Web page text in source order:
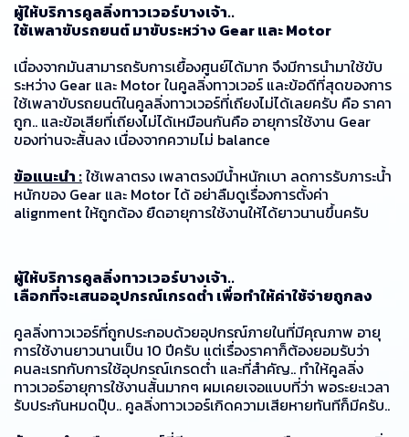
ผู้ให้บริการคูลลิ่งทาวเวอร์บางเจ้า..
ใช้เพลาขับรถยนต์ มาขับระหว่าง Gear และ Motor
เนื่องจากมันสามารถรับการเยื้องศูนย์ได้มาก จึงมีการนำมาใช้ขับ
ระหว่าง Gear และ Motor ในคูลลิ่งทาวเวอร์ และข้อดีที่สุดของการ
ใช้เพลาขับรถยนต์ในคูลลิ่งทาวเวอร์ที่เถียงไม่ได้เลยครับ คือ ราคา
ถูก.. และข้อเสียที่เถียงไม่ได้เหมือนกันคือ อายุการใช้งาน Gear
ของท่านจะสั้นลง เนื่องจากความไม่ balance
ข้อแนะนำ :ใช้เพลาตรง เพลาตรงมีน้ำหนักเบา ลดการรับภาระน้ำ
หนักของ Gear และ Motor ได้ อย่าลืมดูเรื่องการตั้งค่า
alignment ให้ถูกต้อง ยืดอายุการใช้งานให้ได้ยาวนานขึ้นครับ
ผู้ให้บริการคูลลิ่งทาวเวอร์บางเจ้า..
เลือกที่จะเสนออุปกรณ์เกรดต่ำ เพื่อทำให้ค่าใช้จ่ายถูกลง
คูลลิ่งทาวเวอร์ที่ถูกประกอบด้วยอุปกรณ์ภายในที่มีคุณภาพ อายุ
การใช้งานยาวนานเป็น 10 ปีครับ แต่เรื่องราคาก็ต้องยอมรับว่า
คนละเรทกับการใช้อุปกรณ์เกรดต่ำ และที่สำคัญ.. ทำให้คูลลิ่ง
ทาวเวอร์อายุการใช้งานสั้นมากๆ ผมเคยเจอแบบที่ว่า พอระยะเวลา
รับประกันหมดปุ๊บ.. คูลลิ่งทาวเวอร์เกิดความเสียหายทันทีก็มีครับ..